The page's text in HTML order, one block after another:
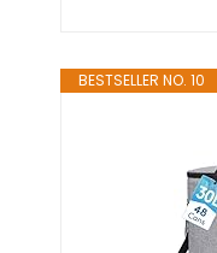
BESTSELLER NO. 10